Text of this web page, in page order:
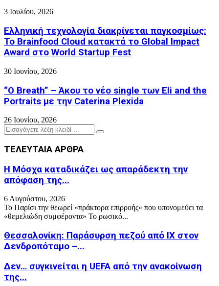
3 Ιουλίου, 2026
Ελληνική τεχνολογία διακρίνεται παγκοσμίως:
Το Brainfood Cloud κατακτά το Global Impact
Award στο World Startup Fest
30 Ιουνίου, 2026
“O Breath” – Άκου το νέο single των Eli and the
Portraits με την Caterina Plexida
26 Ιουνίου, 2026
Search
for:
Search
ΤΕΛΕΥΤΑΙΑ ΑΡΘΡΑ
Η Μόσχα καταδικάζει ως απαράδεκτη την
απόφαση της...
6 Αυγούστου, 2026
Το Παρίσι την θεωρεί «πράκτορα επιρροής» που υπονομεύει τα
«θεμελιώδη συμφέροντα» Το ρωσικό...
Θεσσαλονίκη: Παράσυρση πεζού από ΙΧ στον
Δενδροπόταμο –...
Δεν… συγκινείται η UEFA από την ανακοίνωση
της...